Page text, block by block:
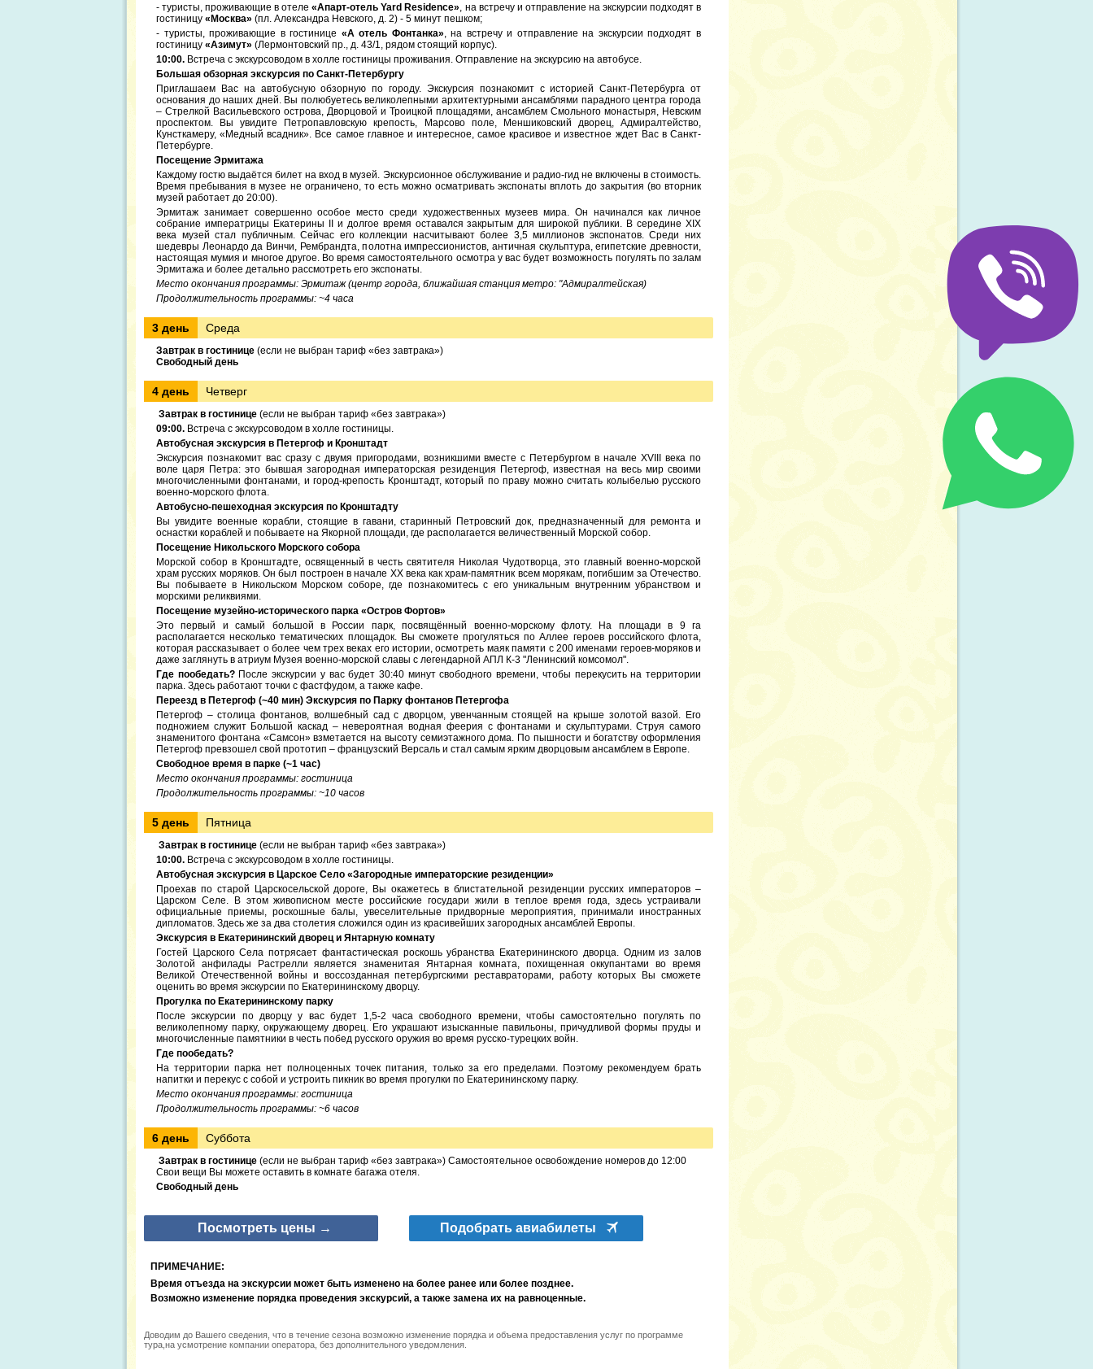
- туристы, проживающие в отеле«Апарт-отель Yard Residence», на встречу и отправление на экскурсии подходят в
гостиницу «Москва» (пл. Александра Невского, д. 2) - 5 минут пешком;
- туристы, проживающие в гостинице «А отель Фонтанка», на встречу и отправление на экскурсии подходят в
гостиницу «Азимут» (Лермонтовский пр., д. 43/1, рядом стоящий корпус).
10:00. Встреча с экскурсоводом в холле гостиницы проживания. Отправление на экскурсию на автобусе.
Большая обзорная экскурсия по Санкт-Петербургу
Приглашаем Вас на автобусную обзорную по городу. Экскурсия познакомит с историей Санкт-Петербурга от
основания до наших дней. Вы полюбуетесь великолепными архитектурными ансамблями парадного центра города
– Стрелкой Васильевского острова, Дворцовой и Троицкой площадями, ансамблем Смольного монастыря, Невским
проспектом. Вы увидите Петропавловскую крепость, Марсово поле, Меншиковский дворец, Адмиралтейство,
Кунсткамеру, «Медный всадник». Все самое главное и интересное, самое красивое и известное ждет Вас в Санкт-
Петербурге.
Посещение Эрмитажа
Каждому гостю выдаётся билет на вход в музей. Экскурсионное обслуживание и радио-гид не включены в стоимость.
Время пребывания в музее не ограничено, то есть можно осматривать экспонаты вплоть до закрытия (во вторник
музей работает до 20:00).
Эрмитаж занимает совершенно особое место среди художественных музеев мира. Он начинался как личное
собрание императрицы Екатерины II и долгое время оставался закрытым для широкой публики. В середине XIX
века музей стал публичным. Сейчас его коллекции насчитывают более 3,5 миллионов экспонатов. Среди них
шедевры Леонардо да Винчи, Рембрандта, полотна импрессионистов, античная скульптура, египетские древности,
настоящая мумия и многое другое. Во время самостоятельного осмотра у вас будет возможность погулять по залам
Эрмитажа и более детально рассмотреть его экспонаты.
Место окончания программы: Эрмитаж (центр города, ближайшая станция метро: "Адмиралтейская)
Продолжительность программы: ~4 часа
3 день Среда
Завтрак в гостинице (если не выбран тариф «без завтрака»)
Свободный день
4 день Четверг
Завтрак в гостинице (если не выбран тариф «без завтрака»)
09:00. Встреча с экскурсоводом в холле гостиницы.
Автобусная экскурсия в Петергоф и Кронштадт
Экскурсия познакомит вас сразу с двумя пригородами, возникшими вместе с Петербургом в начале XVIII века по
воле царя Петра: это бывшая загородная императорская резиденция Петергоф, известная на весь мир своими
многочисленными фонтанами, и город-крепость Кронштадт, который по праву можно считать колыбелью русского
военно-морского флота.
Автобусно-пешеходная экскурсия по Кронштадту
Вы увидите военные корабли, стоящие в гавани, старинный Петровский док, предназначенный для ремонта и
оснастки кораблей и побываете на Якорной площади, где располагается величественный Морской собор.
Посещение Никольского Морского собора
Морской собор в Кронштадте, освященный в честь святителя Николая Чудотворца, это главный военно-морской
храм русских моряков. Он был построен в начале XX века как храм-памятник всем морякам, погибшим за Отечество.
Вы побываете в Никольском Морском соборе, где познакомитесь с его уникальным внутренним убранством и
морскими реликвиями.
Посещение музейно-исторического парка «Остров Фортов»
Это первый и самый большой в России парк, посвящённый военно-морскому флоту. На площади в 9 га
располагается несколько тематических площадок. Вы сможете прогуляться по Аллее героев российского флота,
которая рассказывает о более чем трех веках его истории, осмотреть маяк памяти с 200 именами героев-моряков и
даже заглянуть в атриум Музея военно-морской славы с легендарной АПЛ К-3 "Ленинский комсомол".
Где пообедать?После экскурсии у вас будет 30:40 минут свободного времени, чтобы перекусить на территории
парка. Здесь работают точки с фастфудом, а также кафе.
Переезд в Петергоф (~40 мин) Экскурсия по Парку фонтанов Петергофа
Петергоф – столица фонтанов, волшебный сад с дворцом, увенчанным стоящей на крыше золотой вазой. Его
подножием служит Большой каскад – невероятная водная феерия с фонтанами и скульптурами. Струя самого
знаменитого фонтана «Самсон» взметается на высоту семиэтажного дома. По пышности и богатству оформления
Петергоф превзошел свой прототип – французский Версаль и стал самым ярким дворцовым ансамблем в Европе.
Свободное время в парке (~1 час)
Место окончания программы: гостиница
Продолжительность программы: ~10 часов
5 день Пятница
Завтрак в гостинице (если не выбран тариф «без завтрака»)
10:00. Встреча с экскурсоводом в холле гостиницы.
Автобусная экскурсия в Царское Село «Загородные императорские резиденции»
Проехав по старой Царскосельской дороге, Вы окажетесь в блистательной резиденции русских императоров –
Царском Селе. В этом живописном месте российские государи жили в теплое время года, здесь устраивали
официальные приемы, роскошные балы, увеселительные придворные мероприятия, принимали иностранных
дипломатов. Здесь же за два столетия сложился один из красивейших загородных ансамблей Европы.
Экскурсия в Екатерининский дворец и Янтарную комнату
Гостей Царского Села потрясает фантастическая роскошь убранства Екатерининского дворца. Одним из залов
Золотой анфилады Растрелли является знаменитая Янтарная комната, похищенная оккупантами во время
Великой Отечественной войны и воссозданная петербургскими реставраторами, работу которых Вы сможете
оценить во время экскурсии по Екатерининскому дворцу.
Прогулка по Екатерининскому парку
После экскурсии по дворцу у вас будет 1,5-2 часа свободного времени, чтобы самостоятельно погулять по
великолепному парку, окружающему дворец. Его украшают изысканные павильоны, причудливой формы пруды и
многочисленные памятники в честь побед русского оружия во время русско-турецких войн.
Где пообедать?
На территории парка нет полноценных точек питания, только за его пределами. Поэтому рекомендуем брать
напитки и перекус с собой и устроить пикник во время прогулки по Екатерининскому парку.
Место окончания программы: гостиница
Продолжительность программы: ~6 часов
6 день Суббота
Завтрак в гостинице (если не выбран тариф «без завтрака») Самостоятельное освобождение номеров до 12:00
Свои вещи Вы можете оставить в комнате багажа отеля.
Свободный день
Посмотреть цены → Подобрать авиабилеты
ПРИМЕЧАНИЕ:
Время отъезда на экскурсии может быть изменено на более ранее или более позднее.
Возможно изменение порядка проведения экскурсий, а также замена их на равноценные.
Доводим до Вашего сведения, что в течение сезона возможно изменение порядка и объема предоставления услуг по программе
тура,на усмотрение компании оператора, без дополнительного уведомления.